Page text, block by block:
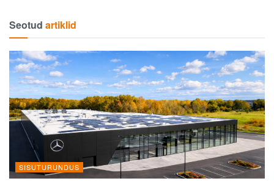
Seotud artiklid
SISUTURUNDUS